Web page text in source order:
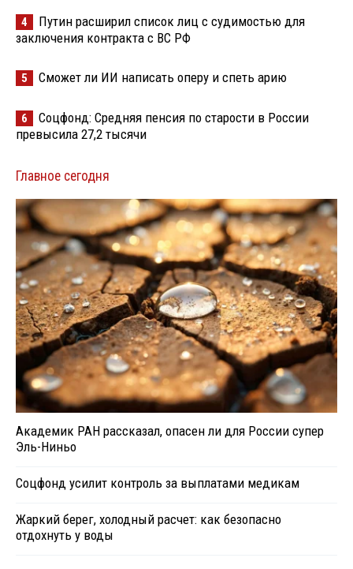
4
Путин расширил список лиц с судимостью для
заключения контракта с ВС РФ
5 Сможет ли ИИ написать оперу и спеть арию
6
Соцфонд: Средняя пенсия по старости в России
превысила 27,2 тысячи
Главное сегодня
Академик РАН рассказал, опасен ли для России супер
Эль-Ниньо
Соцфонд усилит контроль за выплатами медикам
Жаркий берег, холодный расчет: как безопасно
отдохнуть у воды